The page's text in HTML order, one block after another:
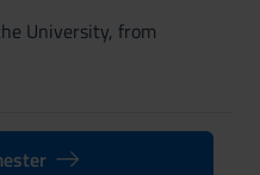
University, from